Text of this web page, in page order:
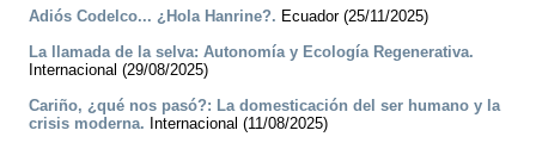
­Adiós Codelco... ¿Hola Hanrine?. Ecuador (25/11/2025)
La llamada de la selva: Autonomía y Ecología Regenerativa.
Internacional (29/08/2025)
Cariño, ¿qué nos pasó?: La domesticación del ser humano y la
crisis moderna. Internacional (11/08/2025)